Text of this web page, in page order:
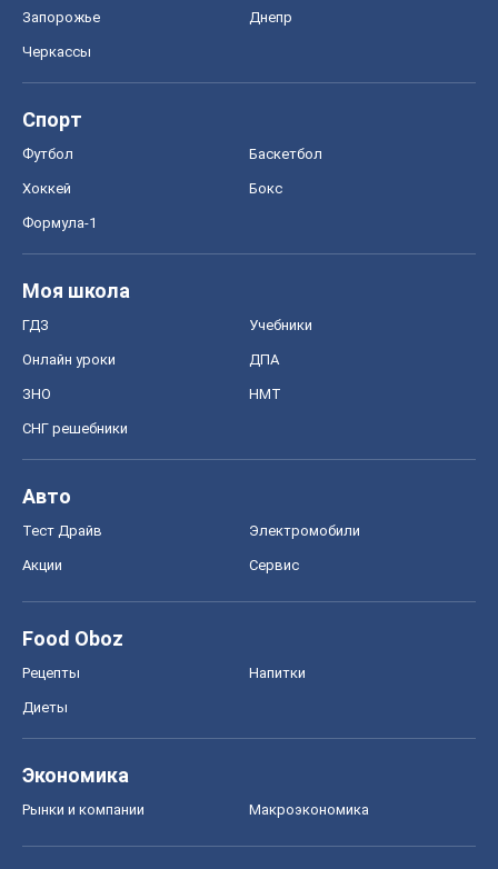
Запорожье Днепр
Черкассы
Спорт
Футбол Баскетбол
Хоккей Бокс
Формула-1
Моя школа
ГДЗ Учебники
Онлайн уроки ДПА
ЗНО НМТ
СНГ решебники
Авто
Тест Драйв Электромобили
Акции Сервис
Food Oboz
Рецепты Напитки
Диеты
Экономика
Рынки и компании Mакроэкономика